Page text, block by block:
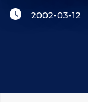
ČLANSTVO
2002-03-12